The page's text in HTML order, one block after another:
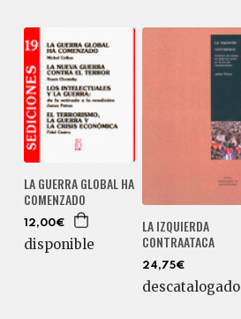
LA GUERRA GLOBAL HA
COMENZADO
12,00€
disponible
LA IZQUIERDA
CONTRAATACA
24,75€
descatalogado